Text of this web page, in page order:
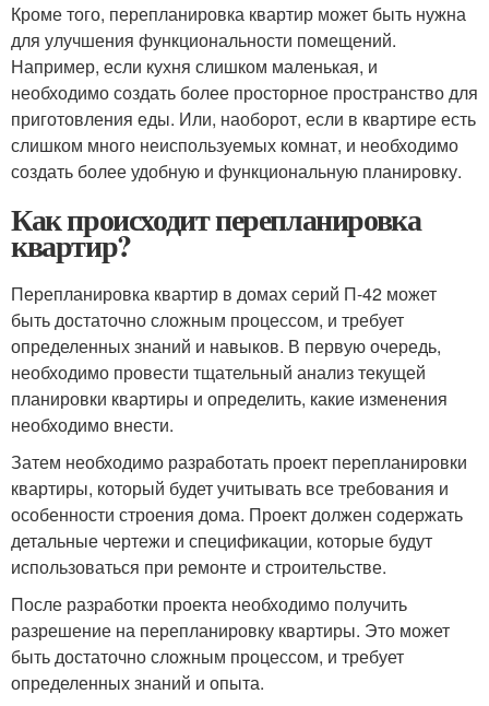
Кроме того, перепланировка квартир может быть нужна
для улучшения функциональности помещений.
Например, если кухня слишком маленькая, и
необходимо создать более просторное пространство для
приготовления еды. Или, наоборот, если в квартире есть
слишком много неиспользуемых комнат, и необходимо
создать более удобную и функциональную планировку.
Как происходит перепланировка
квартир?
Перепланировка квартир в домах серий П-42 может
быть достаточно сложным процессом, и требует
определенных знаний и навыков. В первую очередь,
необходимо провести тщательный анализ текущей
планировки квартиры и определить, какие изменения
необходимо внести.
Затем необходимо разработать проект перепланировки
квартиры, который будет учитывать все требования и
особенности строения дома. Проект должен содержать
детальные чертежи и спецификации, которые будут
использоваться при ремонте и строительстве.
После разработки проекта необходимо получить
разрешение на перепланировку квартиры. Это может
быть достаточно сложным процессом, и требует
определенных знаний и опыта.